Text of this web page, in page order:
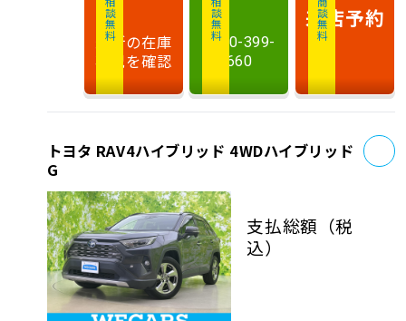
相談無料
最新の在庫
状況を確認
相談無料
0120-399-
660
商談無料
来店予約
トヨタ RAV4ハイブリッド 4WDハイブリッド
G
支払総額 （税
込）